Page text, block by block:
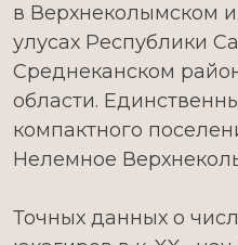
в Верхнеколымском
улусах Республики
Среднеканском
области.
компактного
Нелемное
Точных данных о